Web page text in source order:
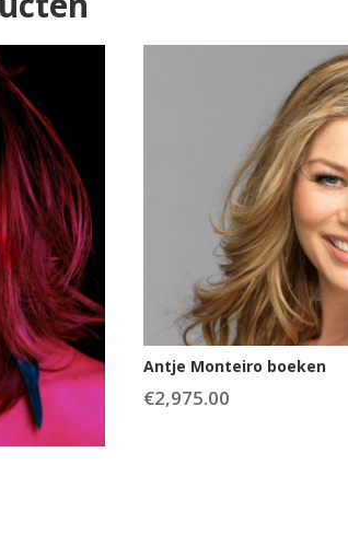
Antje Monteiro boeken
€2,975.00